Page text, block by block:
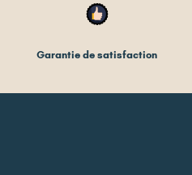
Garantie de satisfaction